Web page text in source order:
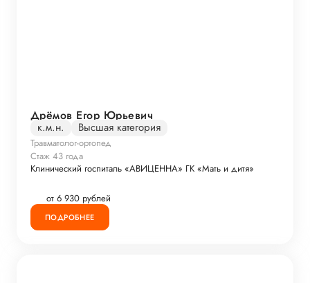
Дрёмов Егор Юрьевич
к.м.н. Высшая категория
Травматолог-ортопед
Стаж 43 года
Клинический госпиталь «АВИЦЕННА» ГК «Мать и дитя»
от 6 930 рублей
ПОДРОБНЕЕ